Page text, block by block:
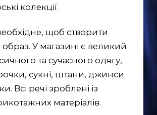
колекції.
щоб створити
У магазині є великий
та сучасного одягу,
сукні, штани, джинси
Всі речі зроблені із
матеріалів.